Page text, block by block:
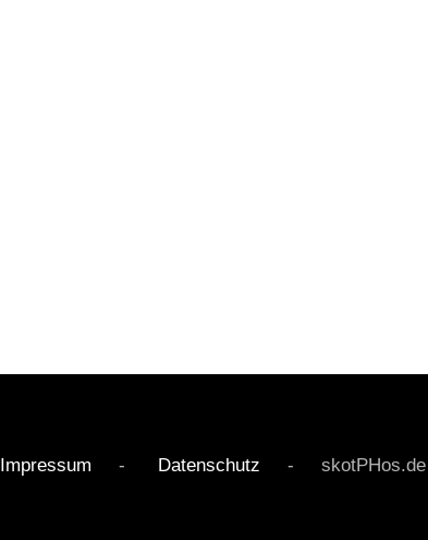
Impressum - Datenschutz - skotPHos.de -